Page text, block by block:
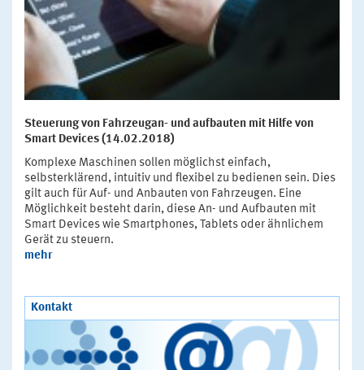
Steuerung von Fahrzeugan- und aufbauten mit Hilfe von
Smart Devices (14.02.2018)
Komplexe Maschinen sollen möglichst einfach,
selbsterklärend, intuitiv und flexibel zu bedienen sein. Dies
gilt auch für Auf- und Anbauten von Fahrzeugen. Eine
Möglichkeit besteht darin, diese An- und Aufbauten mit
Smart Devices wie Smartphones, Tablets oder ähnlichem
Gerät zu steuern.
mehr
Kontakt